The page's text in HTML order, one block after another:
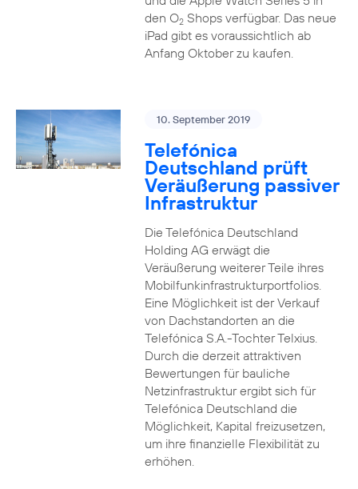
den O2Shops verfügbar. Das neue
iPad gibt es voraussichtlich ab
Anfang Oktober zu kaufen.
10. September 2019
Telefónica
Deutschland prüft
Veräußerung passiver
Infrastruktur
Die Telefónica Deutschland
Holding AG erwägt die
Veräußerung weiterer Teile ihres
Mobilfunkinfrastrukturportfolios.
Eine Möglichkeit ist der Verkauf
von Dachstandorten an die
Telefónica S.A.-Tochter Telxius.
Durch die derzeit attraktiven
Bewertungen für bauliche
Netzinfrastruktur ergibt sich für
Telefónica Deutschland die
Möglichkeit, Kapital freizusetzen,
um ihre finanzielle Flexibilität zu
erhöhen.